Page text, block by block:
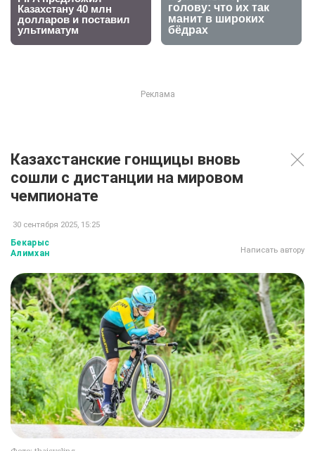
Казахстанские гонщицы вновь
сошли с дистанции на мировом
чемпионате
30 сентября 2025, 15:25
Бекарыс
Алимхан
Написать автору